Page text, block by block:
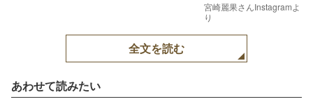
宮崎麗果さんInstagramよ
り
全文を読む
あわせて読みたい